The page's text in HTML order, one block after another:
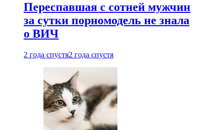
Переспавшая с сотней мужчин
за сутки порномодель не знала
о ВИЧ
2 года спустя2 года спустя